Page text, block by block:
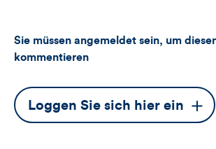
Sie müssen angemeldet sein, um
kommentieren
Dieser
Button
Loggen Sie sich hier ein